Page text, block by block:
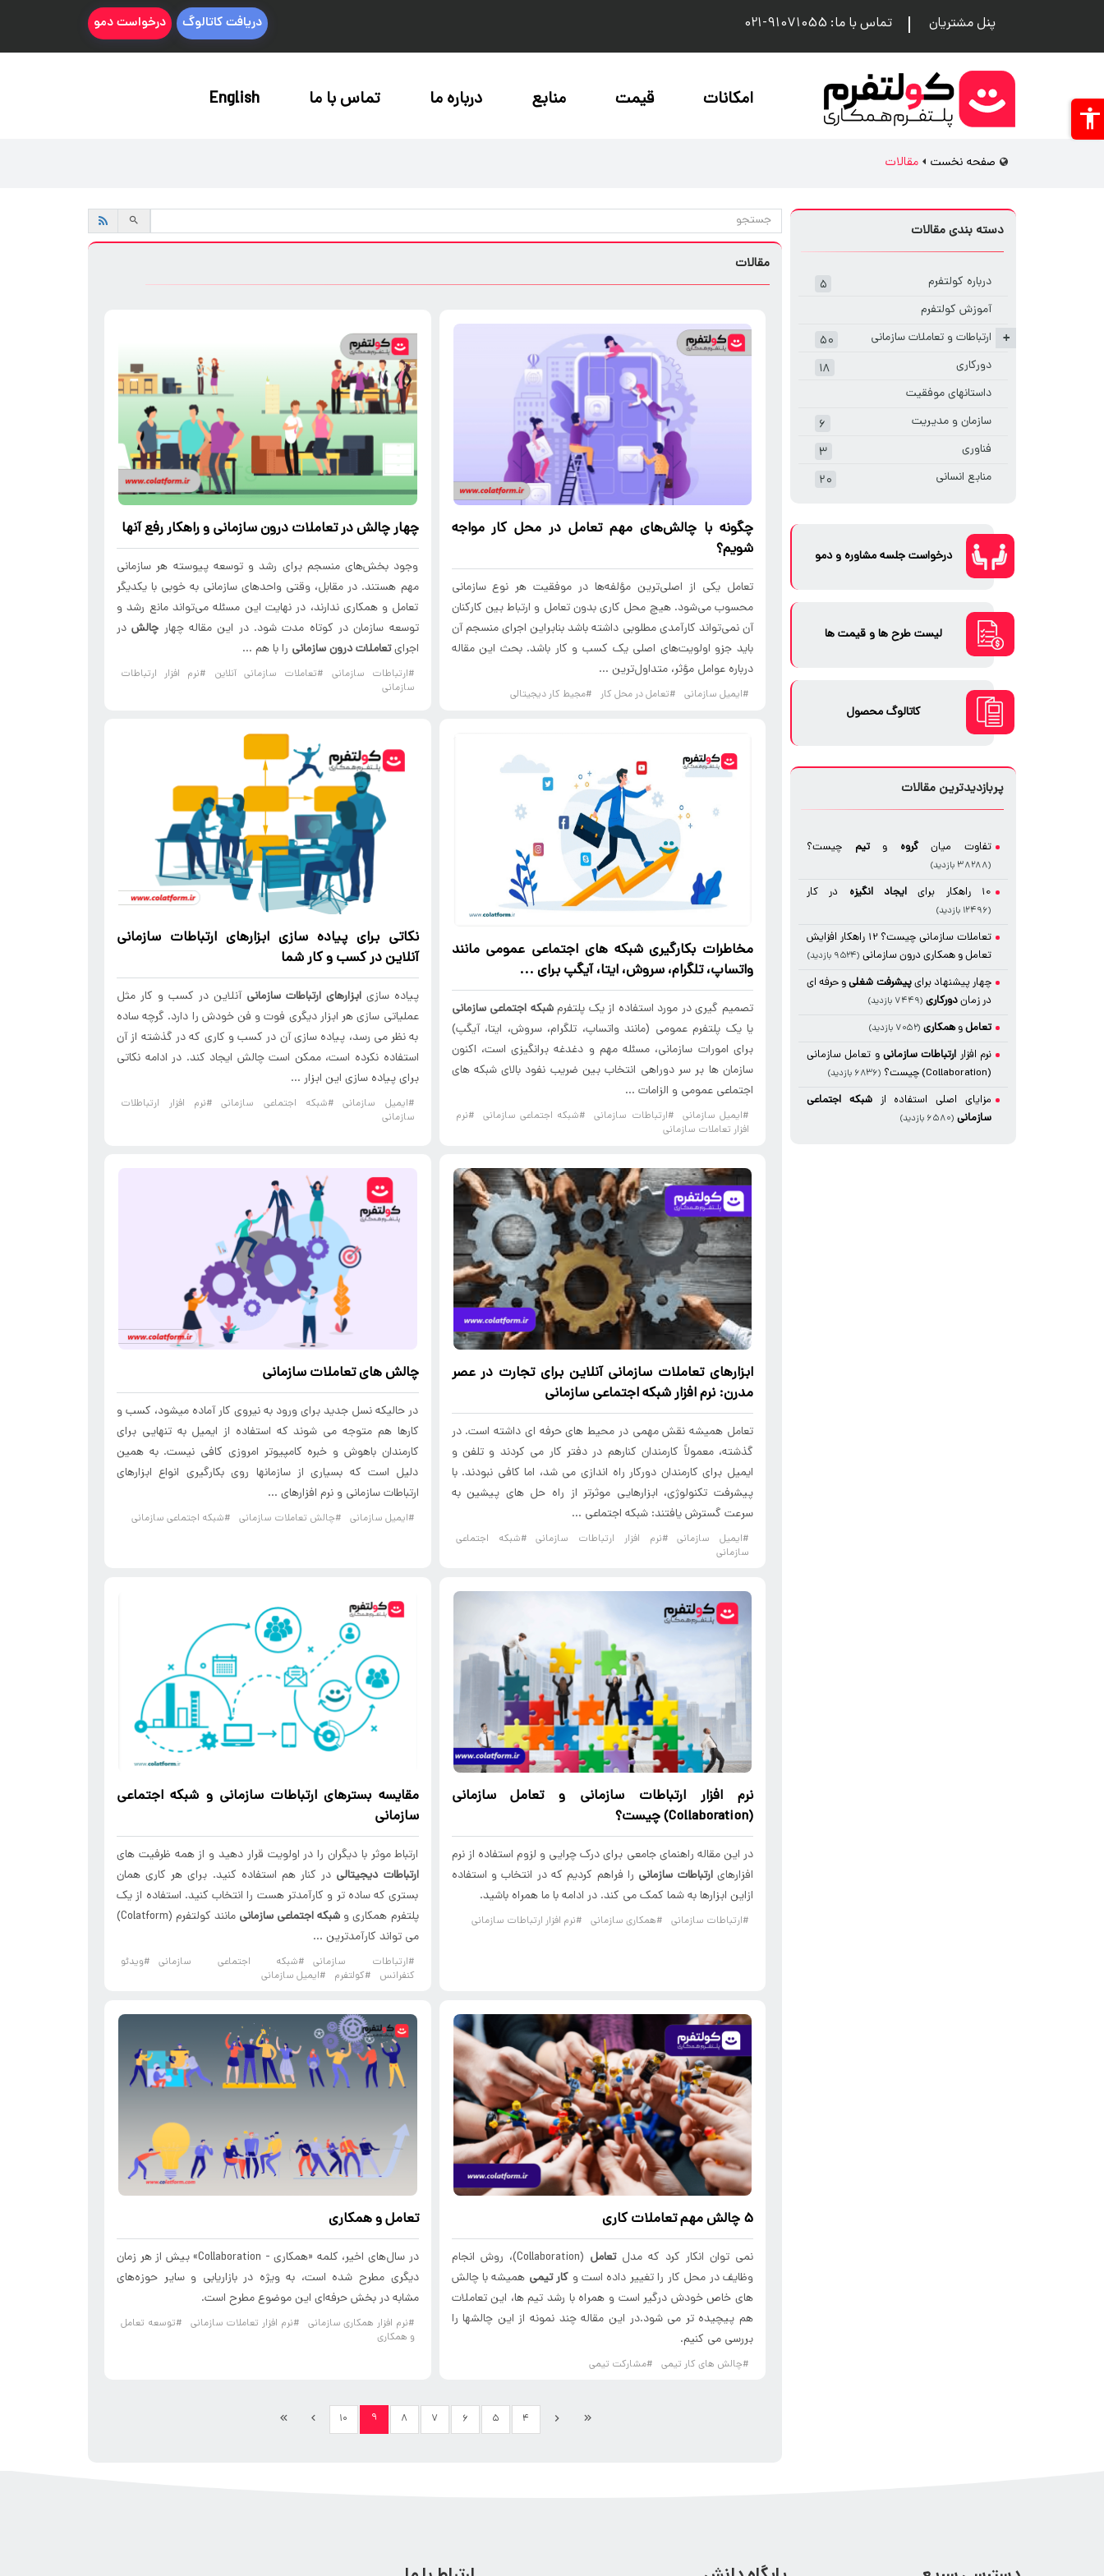
پنل مشتریان تماس با ما: 91071055-021 دریافت کاتالوگ درخواست دمو
امکانات قیمت منابع درباره ما تماس با ما English
صفحه نخست مقالات
مقالات
چگونه با چالش‌های مهمتعامل در محل کارمواجه
شویم؟
تعامل یکی از اصلی‌ترین مؤلفه‌ها در موفقیت هر نوع سازمانی
محسوب می‌شود. هیچ محل کاری بدون تعامل و ارتباط بین کارکنان
آن نمی‌تواند کارآمدی مطلوبی داشته باشد بنابراین اجرای منسجم آن
باید جزو اولویت‌های اصلی یک کسب و کار باشد. بحث این مقاله
درباره عوامل مؤثر، متداول‌ترین ...
#ایمیل سازمانی #تعامل در محل کار #مجیط کار دیجیتالی
چهارچالش درتعاملات درون سازمانی و راهکار رفع آنها
وجود بخش‌های منسجم برای رشد و توسعه پیوسته هر سازمانی
مهم هستند. در مقابل، وقتی واحدهای سازمانی به خوبی با یکدیگر
تعامل و همکاری ندارند، در نهایت این مسئله می‌تواند مانع رشد و
توسعه سازمان در کوتاه مدت شود. در این مقاله چهار چالشدر
اجرایتعاملات درون سازمانی را با هم ...
#ارتباطات سازمانی #تعاملات سازمانی آنلاین
#نرم افزار ارتباطات
سازمانی
مخاطرات بکارگیری شبکه های اجتماعی عمومی مانند
واتساپ، تلگرام، سروش، ایتا، آیگپ برای ...
تصمیم گیری در مورد استفاده از یک پلتفرمشبکه اجتماعی سازمانی
یا یک پلتفرم عمومی (مانند واتساپ، تلگرام، سروش، ایتا، آیگپ)
برای امورات سازمانی، مسئله مهم و دغدغه برانگیزی است، اکنون
سازمان ها بر سر دوراهی انتخاب بین ضریب نفود بالای شبکه های
اجتماعی عمومی و الزامات ...
#ایمیل سازمانی #ارتباطات سازمانی #شبکه اجتماعی سازمانی
#نرم
افزار تعاملات سازمانی
نکاتی برای پیاده سازیابزارهایارتباطات سازمانی
آنلاین در کسب و کار شما
پیاده سازیابزارهایارتباطات سازمانی آنلاین در کسب و کار مثل
عملیاتی سازی هر ابزار دیگری فوت و فن خودش را دارد. گرچه ساده
به نظر می رسد، پیاده سازی آن در کسب و کاری که در گذشته از آن
استفاده نکرده است، ممکن است چالش ایجاد کند. در ادامه نکاتی
برای پیاده سازی این ابزار ...
#ایمیل سازمانی #شبکه اجتماعی سازمانی
#نرم افزار ارتباطلات
سازمانی
ابزارهای تعاملات سازمانی آنلاین برای تجارت در عصر
مدرن: نرم افزارشبکه اجتماعی سازمانی
تعامل همیشه نقش مهمی در محیط های حرفه ای داشته است. در
گذشته، معمولاً کارمندان کنارهم در دفتر کار می کردند و تلفن و
ایمیل برای کارمندان دورکار راه اندازی می شد، اما کافی نبودند. با
پیشرفت تکنولوژی، ابزارهایی موثرتر از راه حل های پیشین به
سرعت گسترش یافتند: شبکه اجتماعی ...
#ایمیل سازمانی #نرم افزار ارتباطات سازمانی
#شبکه اجتماعی
سازمانی
چالش هایتعاملات سازمانی
در حالیکه نسل جدید برای ورود به نیروی کار آماده می­شود، کسب و
کارها هم متوجه می شوند که استفاده از ایمیل به تنهایی برای
کارمندان باهوش و خبره کامپیوتر امروزی کافی نیست. به همین
دلیل است که بسیاری از سازمان­ها روی بکارگیری انواع ابزارهای
ارتباطات سازمانی و نرم افزارهای ...
#ایمیل سازمانی #چالش تعاملات سازمانی #شبکه اجتماعی سازمانی
نرم افزار ارتباطات سازمانی و تعامل سازمانی
(Collaboration) چیست؟
در این مقاله راهنمای جامعی برای درک چرایی و لزوم استفاده از نرم
افزارهایارتباطات سازمانی را فراهم کردیم که در انتخاب و استفاده
ازاین ابزارها به شما کمک می کند. در ادامه با ما همراه باشید.
#ارتباطات سازمانی #همکاری سازمانی #نرم افزار ارتباطات سازمانی
مقایسه بسترهای ارتباطات سازمانی و شبکه اجتماعی
سازمانی
ارتباط موثر با دیگران را در اولویت قرار دهید و از همه ظرفیت های
ارتباطات دیجیتالی در کنار هم استفاده کنید. برای هر کاری همان
بستری که ساده تر و کارآمدتر هست را انتخاب کنید. استفاده از یک
پلتفرم همکاری و شبکه اجتماعی سازمانی
مانند کولتفرم (Colatform)
می تواند کارآمدترین ...
#ارتباطات سازمانی #شبکه اجتماعی سازمانی
#ویدئو
کنفرانس
#کولتفرم #ایمیل سازمانی
5 چالش مهم تعاملات کاری
نمی توان انکار کرد که مدلتعامل
(Collaboration)، روش انجام
وظایف در محل کار را تغییر داده است و کار تیمی همیشه با چالش
های خاص خودش درگیر است و همراه با رشد تیم ها، این تعاملات
هم پیچیده تر می شود.در این مقاله چند نمونه از این چالشها را
بررسی می کنیم.
#چالش های کار تیمی #مشارکت تیمی
تعاملوهمکاری
در سال‌های اخیر، کلمه «همکاری - Collaboration» بیش از هر زمان
دیگری مطرح شده است، به ویژه در بازاریابی و سایر حوزه‌های
مشابه در بخش حرفه‌ای این موضوع مطرح است.
#نرم افزار همکاری سازمانی #نرم افزار تعاملات سازمانی
#توسعه تعامل
و همکاری
۴ ۵ ۶ ۷ ۸ ۹ ۱۰
دسته بندی مقالات
درباره کولتفرم
۵
آموزش کولتفرم
+ ارتباطات و تعاملات سازمانی
۵۰
دورکاری
۱۸
داستانهای موفقیت
سازمان و مدیریت
۶
فناوری
۳
منابع انسانی
۲۰
درخواست جلسه مشاوره و دمو
لیست طرح ها و قیمت ها
کاتالوگ محصول
پربازدیدترین مقالات
تفاوت میانگروه وتیم چیست؟
(۳۸۲۸۸ بازدید)
10 راهکار برای ایجادانگیزه در کار
(۱۲۴۹۶ بازدید)
تعاملات سازمانی چیست؟ 12 راهکار افزایش
تعامل و همکاری درون سازمانی (۹۵۲۴ بازدید)
چهار پیشنهاد برایپیشرفت شغلیو حرفه ای
در زماندورکاری (۷۴۴۹ بازدید)
تعاملوهمکاری (۷۰۵۲ بازدید)
نرم افزار ارتباطات سازمانی و تعامل سازمانی
(Collaboration) چیست؟
(۶۸۳۶ بازدید)
مزایای اصلی استفاده ازشبکه اجتماعی
سازمانی (۶۵۸۰ بازدید)